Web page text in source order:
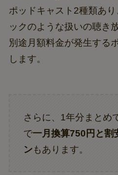
ポッドキャスト2種類あ
ックのような扱いの聴き
別途月額料金が発生する
します。
さらに、1年分まとめ
で一月換算750円と割
ンもあります。